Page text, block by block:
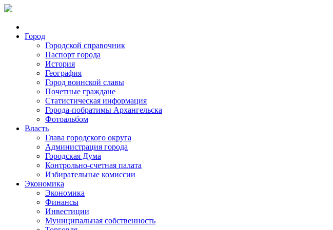
Город
Городской справочник
Паспорт города
История
География
Город воинской славы
Почетные граждане
Статистическая информация
Города-побратимы Архангельска
Фотоальбом
Власть
Глава городского округа
Администрация города
Городская Дума
Контрольно-счетная палата
Избирательные комиссии
Экономика
Экономика
Финансы
Инвестиции
Муниципальная собственность